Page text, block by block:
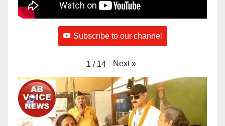
Subscribe to our channel
1 / 14 Next »